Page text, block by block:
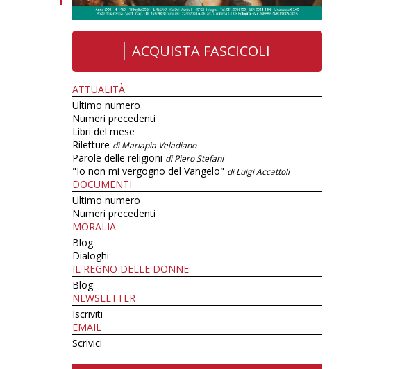
ACQUISTA FASCICOLI
ATTUALITÀ
Ultimo numero
Numeri precedenti
Libri del mese
Riletture di Mariapia Veladiano
Parole delle religioni di Piero Stefani
"Io non mi vergogno del Vangelo" di Luigi Accattoli
DOCUMENTI
Ultimo numero
Numeri precedenti
MORALIA
Blog
Dialoghi
IL REGNO DELLE DONNE
Blog
NEWSLETTER
Iscriviti
EMAIL
Scrivici